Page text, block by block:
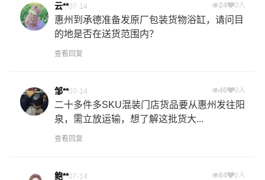
云**07-14 24 0人
惠州到承德准备发原厂包装货物浴缸，请问目
的地是否在送货范围内？
查看回复
邹**07-14 46 0人
二十多件多SKU混装门店货品要从惠州发往阳
泉，需立放运输，想了解这批货大...
查看回复
鲍**07-14 84 0人